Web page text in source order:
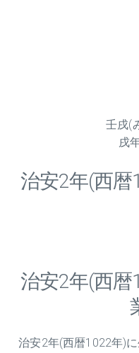
壬戌(
戌
治安2年(西暦
治安2年(西暦
治安2年(西暦1022年)